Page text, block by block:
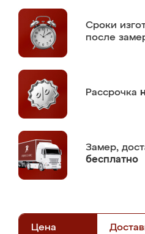
Сроки
после
Рассрочка
Замер,
бесплатно
Цена